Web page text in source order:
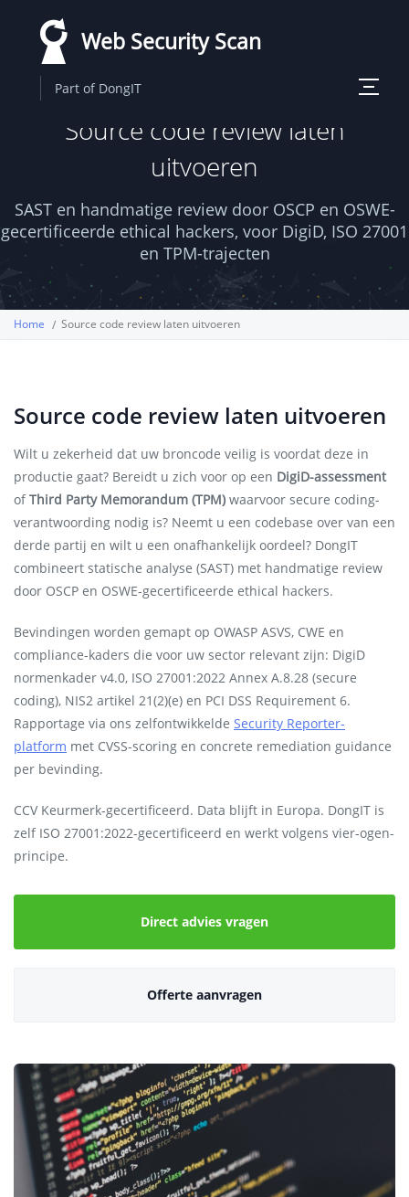
Overslaan
Web Security Scan
Part of DongIT
Toggle
Source code review laten
uitvoeren
SAST en handmatige review door OSCP en OSWE-
gecertificeerde ethical hackers, voor DigiD, ISO 27001
en TPM-trajecten
Home Source code review laten uitvoeren
Source code review laten uitvoeren
Wilt u zekerheid dat uw broncode veilig is voordat deze in
productie gaat? Bereidt u zich voor op een DigiD-assessment
ofThird Party Memorandum (TPM) waarvoor secure coding-
verantwoording nodig is? Neemt u een codebase over van een
derde partij en wilt u een onafhankelijk oordeel? DongIT
combineert statische analyse (SAST) met handmatige review
door OSCP en OSWE-gecertificeerde ethical hackers.
Bevindingen worden gemapt op OWASP ASVS, CWE en
compliance-kaders die voor uw sector relevant zijn: DigiD
normenkader v4.0, ISO 27001:2022 Annex A.8.28 (secure
coding), NIS2 artikel 21(2)(e) en PCI DSS Requirement 6.
Rapportage via ons zelfontwikkelde Security Reporter-
platform met CVSS-scoring en concrete remediation guidance
per bevinding.
CCV Keurmerk-gecertificeerd. Data blijft in Europa. DongIT is
zelf ISO 27001:2022-gecertificeerd en werkt volgens vier-ogen-
principe.
Direct advies vragen
Offerte aanvragen